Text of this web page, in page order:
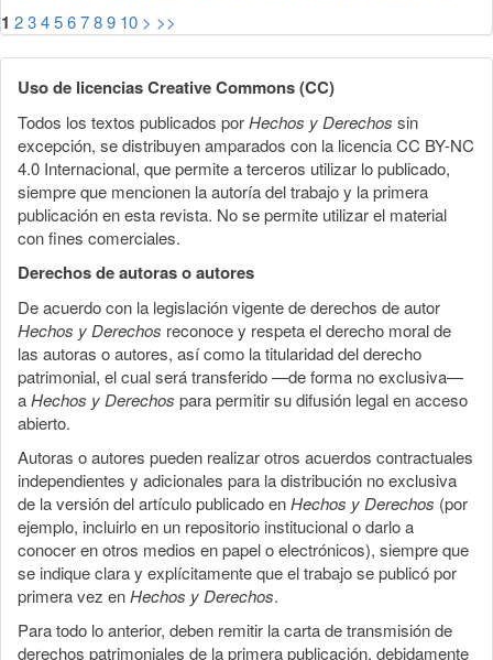
1 23456789 10 > >>
Uso de licencias Creative Commons (CC)
Todos los textos publicados porHechos y Derechos sin
excepción, se distribuyen amparados con la licencia CC BY-NC
4.0 Internacional, que permite a terceros utilizar lo publicado,
siempre que mencionen la autoría del trabajo y la primera
publicación en esta revista. No se permite utilizar el material
con fines comerciales.
Derechos de autoras o autores
De acuerdo con la legislación vigente de derechos de autor
Hechos y Derechos reconoce y respeta el derecho moral de
las autoras o autores, así como la titularidad del derecho
patrimonial, el cual será transferido —de forma no exclusiva—
aHechos y Derechos para permitir su difusión legal en acceso
abierto.
Autoras o autores pueden realizar otros acuerdos contractuales
independientes y adicionales para la distribución no exclusiva
de la versión del artículo publicado enHechos y Derechos (por
ejemplo, incluirlo en un repositorio institucional o darlo a
conocer en otros medios en papel o electrónicos), siempre que
se indique clara y explícitamente que el trabajo se publicó por
primera vez enHechos y Derechos.
Para todo lo anterior, deben remitir la carta de transmisión de
derechos patrimoniales de la primera publicación, debidamente